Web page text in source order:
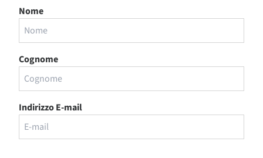
Nome
Cognome
Indirizzo E-mail